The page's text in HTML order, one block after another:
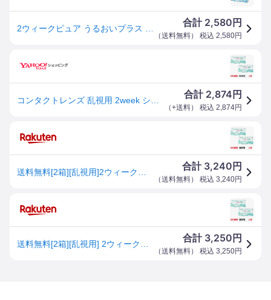
合計 2,580 円
（送料無料） 税込 2,580円
合計 2,874 円
（+送料） 税込 2,874円
合計 3,240 円
（送料無料） 税込 3,240円
合計 3,250 円
（送料無料） 税込 3,250円